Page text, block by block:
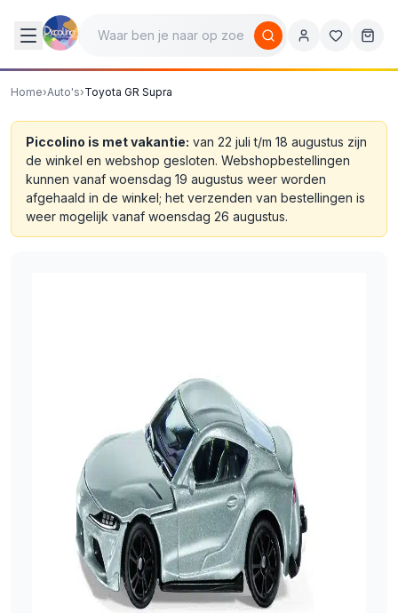
Home›Auto's›Toyota GR Supra
Piccolino is met vakantie: van 22 juli t/m 18 augustus zijn
de winkel en webshop gesloten. Webshopbestellingen
kunnen vanaf woensdag 19 augustus weer worden
afgehaald in de winkel; het verzenden van bestellingen is
weer mogelijk vanaf woensdag 26 augustus.